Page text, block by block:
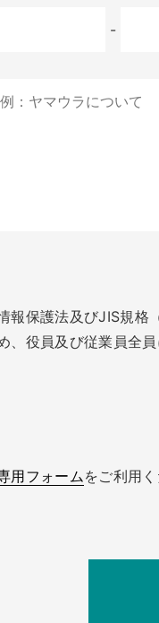
-
報保護法及びJIS規格
、役員及び従業員全
用フォームをご利用